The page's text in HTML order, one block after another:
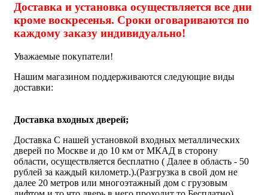
Доставка и установка осуществляется все дни
кроме воскресенья. Сроки оговариваются по
каждому заказу индивидуально!
Уважаемые покупатели!
Нашим магазином поддерживаются следующие виды
доставки:
Доставка входных дверей;
Доставка С нашей установкой входных металлических
дверей по Москве и до 10 км от МКАД в сторону
области, осуществляется бесплатно ( Далее в область - 50
рублей за каждый километр.).(Разгрузка в свой дом не
далее 20 метров или многоэтажный дом с грузовым